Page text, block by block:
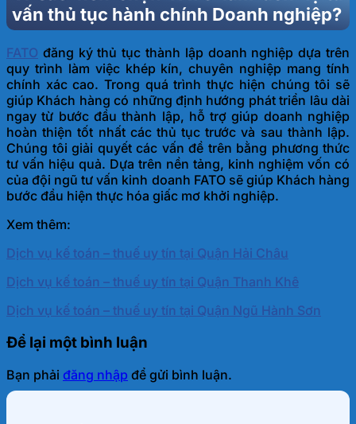
vấn thủ tục hành chính Doanh nghiệp?
FATO đăng ký thủ tục thành lập doanh nghiệp dựa trên
quy trình làm việc khép kín, chuyên nghiệp mang tính
chính xác cao. Trong quá trình thực hiện chúng tôi sẽ
giúp Khách hàng có những định hướng phát triển lâu dài
ngay từ bước đầu thành lập, hỗ trợ giúp doanh nghiệp
hoàn thiện tốt nhất các thủ tục trước và sau thành lập.
Chúng tôi giải quyết các vấn đề trên bằng phương thức
tư vấn hiệu quả. Dựa trên nền tảng, kinh nghiệm vốn có
của đội ngũ tư vấn kinh doanh FATO sẽ giúp Khách hàng
bước đầu hiện thực hóa giấc mơ khởi nghiệp.
Xem thêm:
Dịch vụ kế toán – thuế uy tín tại Quận Hải Châu
Dịch vụ kế toán – thuế uy tín tại Quận Thanh Khê
Dịch vụ kế toán – thuế uy tín tại Quận Ngũ Hành Sơn
Để lại một bình luận
Bạn phải đăng nhập để gửi bình luận.